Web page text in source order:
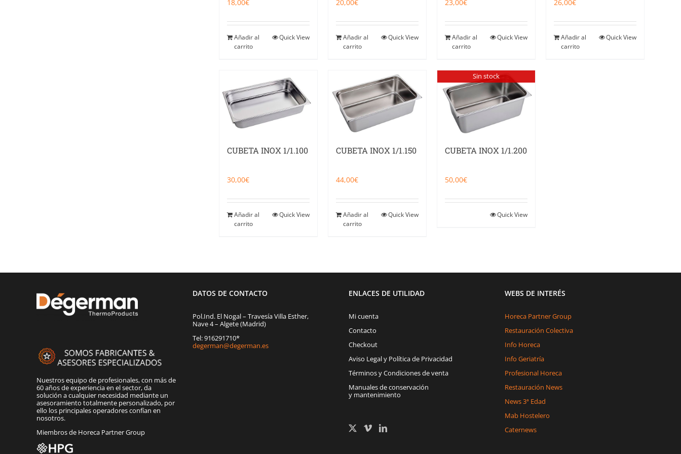
18,00€
Añadir al
carrito
Quick View
20,00€
Añadir al
carrito
Quick View
23,00€
Añadir al
carrito
Quick View
26,00€
Añadir al
carrito
Quick View
CUBETA INOX 1/1.100
30,00€
Añadir al
carrito
Quick View
CUBETA INOX 1/1.150
44,00€
Añadir al
carrito
Quick View
Sin stock
CUBETA INOX 1/1.200
50,00€
Quick View
Nuestros equipo de profesionales, con más de
60 años de experiencia en el sector, da
solución a cualquier necesidad mediante un
asesoramiento totalmente personalizado, por
ello los principales operadores confían en
nosotros.
Miembros de Horeca Partner Group
DATOS DE CONTACTO
Pol.Ind. El Nogal – Travesía Villa Esther,
Nave 4 – Algete (Madrid)
Tel: 916291710*
degerman@degerman.es
ENLACES DE UTILIDAD
Mi cuenta
Contacto
Checkout
Aviso Legal y Política de Privacidad
Términos y Condiciones de venta
Manuales de conservación
y mantenimiento
WEBS DE INTERÉS
Horeca Partner Group
Restauración Colectiva
Info Horeca
Info Geriatría
Profesional Horeca
Restauración News
News 3ª Edad
Mab Hostelero
Caternews